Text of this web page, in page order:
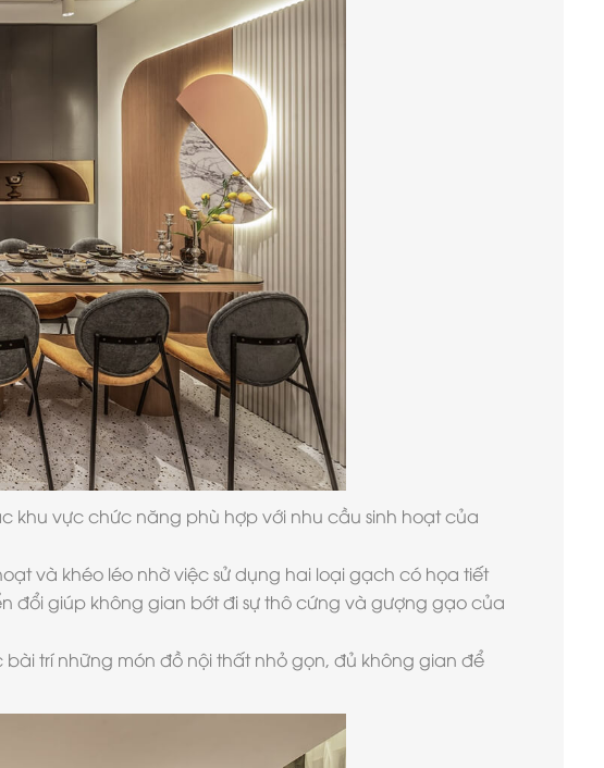
khu vực chức năng phù hợp với nhu cầu sinh hoạt của
và khéo léo nhờ việc sử dụng hai loại gạch có họa tiết
đổi giúp không gian bớt đi sự thô cứng và gượng gạo của
trí những món đồ nội thất nhỏ gọn, đủ không gian để